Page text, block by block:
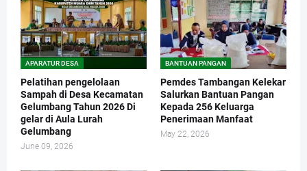
APARATUR DESA
Pelatihan pengelolaan
Sampah di Desa Kecamatan
Gelumbang Tahun 2026 Di
gelar di Aula Lurah
Gelumbang
June 09, 2026
BANTUAN PANGAN
Pemdes Tambangan Kelekar
Salurkan Bantuan Pangan
Kepada 256 Keluarga
Penerimaan Manfaat
May 22, 2026